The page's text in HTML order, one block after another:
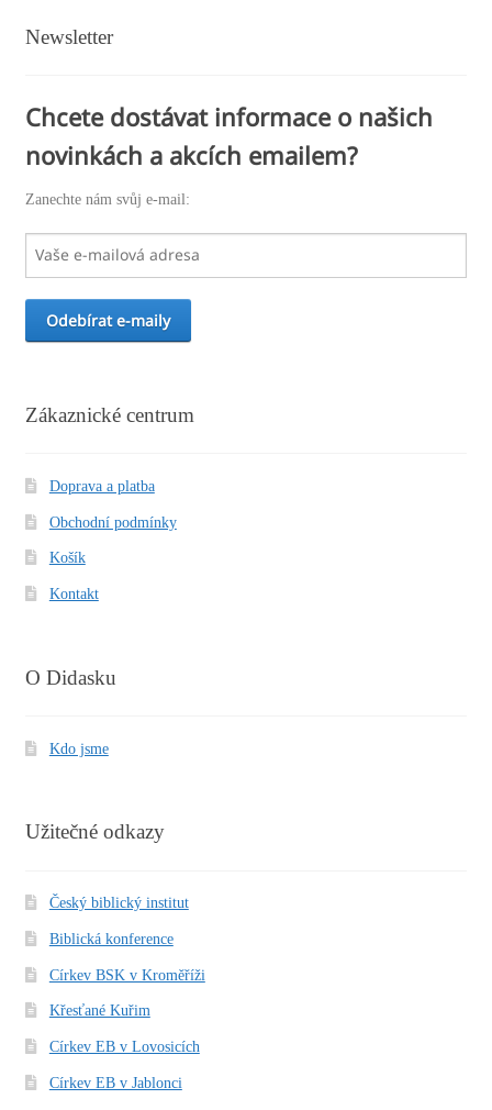
Newsletter
Chcete dostávat informace o našich
novinkách a akcích emailem?
Zanechte nám svůj e-mail:
Zákaznické centrum
Doprava a platba
Obchodní podmínky
Košík
Kontakt
O Didasku
Kdo jsme
Užitečné odkazy
Český biblický institut
Biblická konference
Církev BSK v Kroměříži
Křesťané Kuřim
Církev EB v Lovosicích
Církev EB v Jablonci